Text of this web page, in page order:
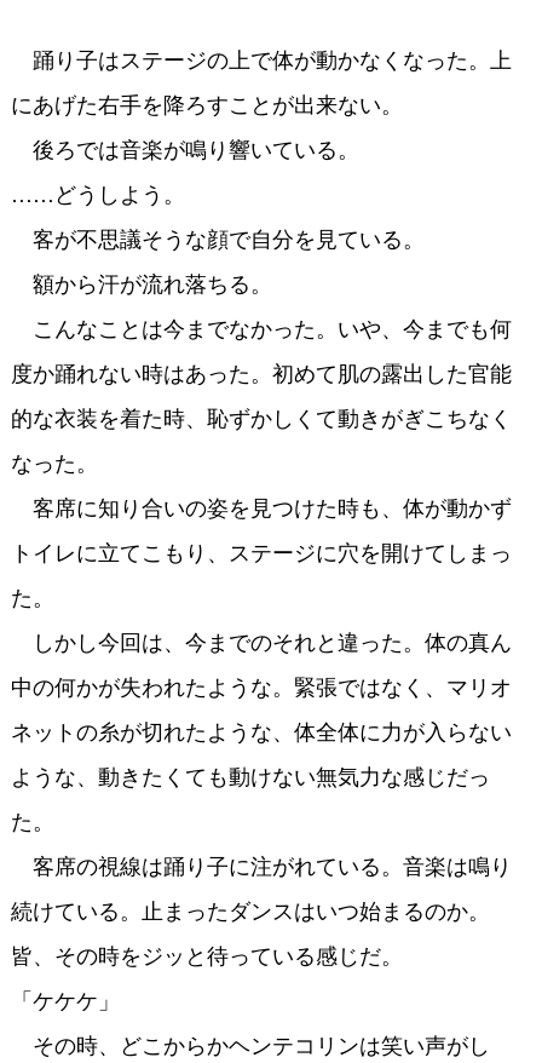
踊り子はステージの上で体が動かなくなった。上
にあげた右手を降ろすことが出来ない。
後ろでは音楽が鳴り響いている。
……どうしよう。
客が不思議そうな顔で自分を見ている。
額から汗が流れ落ちる。
こんなことは今までなかった。いや、今までも何
度か踊れない時はあった。初めて肌の露出した官能
的な衣装を着た時、恥ずかしくて動きがぎこちなく
なった。
客席に知り合いの姿を見つけた時も、体が動かず
トイレに立てこもり、ステージに穴を開けてしまっ
た。
しかし今回は、今までのそれと違った。体の真ん
中の何かが失われたような。緊張ではなく、マリオ
ネットの糸が切れたような、体全体に力が入らない
ような、動きたくても動けない無気力な感じだっ
た。
客席の視線は踊り子に注がれている。音楽は鳴り
続けている。止まったダンスはいつ始まるのか。
皆、その時をジッと待っている感じだ。
「ケケケ」
その時、どこからかヘンテコリンは笑い声がし